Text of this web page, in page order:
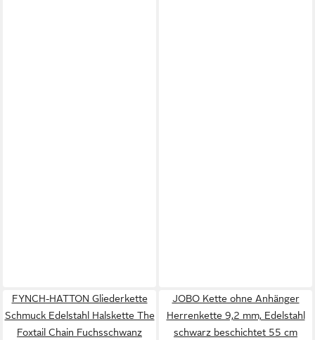
FYNCH-HATTON Gliederkette
Schmuck Edelstahl Halskette The
Foxtail Chain Fuchsschwanz
JOBO Kette ohne Anhänger
Herrenkette 9,2 mm, Edelstahl
schwarz beschichtet 55 cm